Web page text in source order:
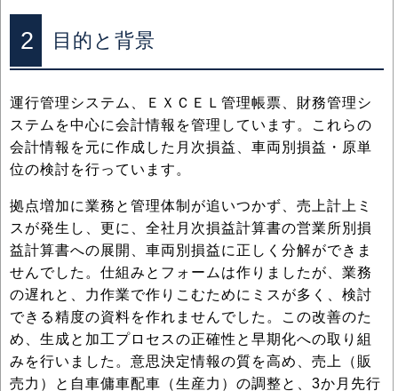
2 目的と背景
運行管理システム、ＥＸＣＥＬ管理帳票、財務管理シ
ステムを中心に会計情報を管理しています。これらの
会計情報を元に作成した月次損益、車両別損益・原単
位の検討を行っています。
拠点増加に業務と管理体制が追いつかず、売上計上ミ
スが発生し、更に、全社月次損益計算書の営業所別損
益計算書への展開、車両別損益に正しく分解ができま
せんでした。仕組みとフォームは作りましたが、業務
の遅れと、力作業で作りこむためにミスが多く、検討
できる精度の資料を作れませんでした。この改善のた
め、生成と加工プロセスの正確性と早期化への取り組
みを行いました。意思決定情報の質を高め、売上（販
売力）と自車傭車配車（生産力）の調整と、3か月先行